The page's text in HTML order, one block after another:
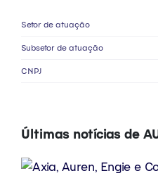
Setor de atuação
Subsetor de atuação
CNPJ
Últimas notícias de